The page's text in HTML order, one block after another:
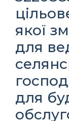
якої
для
для